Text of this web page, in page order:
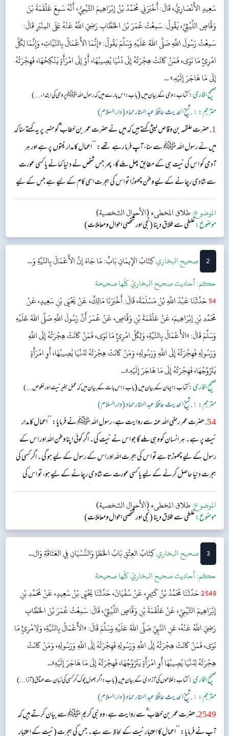
سَعِيدٍ الأَنْصَارِيُّ، قَالَ: أَخْبَرَنِي مُحَمَّدُ بْنُ إِبْرَاهِيمَ التَّيْمِيُّ، أَنَّهُ سَمِعَ عَلْقَمَةَ بْنَ
وَقَّاصٍ اللَّيْثِيَّ، يَقُولُ: سَمِعْتُ عُمَرَ بْنَ الخَطَّابِ رَضِيَ اللَّهُ عَنْهُ عَلَى المِنْبَرِ قَالَ:
سَمِعْتُ رَسُولَ اللَّهِ صَلَّى اللهُ عَلَيْهِ وَسَلَّمَ يَقُولُ: «إِنَّمَا الأَعْمَالُ بِالنِّيَّاتِ، وَإِنَّمَا لِكُلِّ
امْرِئٍ مَا نَوَى، فَمَنْ كَانَتْ هِجْرَتُهُ إِلَى دُنْيَا يُصِيبُهَا، أَوْ إِلَى امْرَأَةٍ يَنْكِحُهَا، فَهِجْرَتُهُ
إِلَى مَا هَاجَرَ إِلَيْهِ.» ...
صحیح بخاری:کتاب: وحی کے بیان میں(باب: اس بارے میں کہ رسول اللہﷺ پر وحی کی ابتداء...)
مترجم: ١. شیخ الحدیث حافظ عبد الستار حماد (دار السلام)
1 . حضرت علقمہ بن وقاص لیثی کہتے ہیں کہ میں نے حضرت عمر بن خطاب ؓ کو منبر پر یہ کہتے سنا کہ
میں نے رسول اللہ ﷺ سے سنا، آپ فرما رہے تھے: ’’اعمال کا مدار نیتوں پر ہے اور ہر
آدمی کو اس کی نیت ہی کے مطابق پھل ملے گا، پھر جس شخص نے دنیا کمانے یا کسی عورت
سے شادی رچانے کے لیے وطن چھوڑا تو اس کی ہجرت اسی کام کے لیے ہے جس کے لیے
اس نے ہجرت کی۔‘‘...
الموضوع:طلاق المخطىء (الأحوال الشخصية)
موضوع:غلطی سے طلاق دینا (نجی اور شخصی احوال ومعاملات)
2 ‌‌صحيح البخاريكِتَابُ الإِيمَانِبَابٌ: مَا جَاءَ إِنَّ الأَعْمَالَ بِالنِّيَّةِ وَ...
حکم:أحاديث صحيح البخاريّ كلّها صحيحة
54حَدَّثَنَا عَبْدُ اللَّهِ بْنُ مَسْلَمَةَ، قَالَ: أَخْبَرَنَا مَالِكٌ، عَنْ يَحْيَى بْنِ سَعِيدٍ، عَنْ
مُحَمَّدِ بْنِ إِبْرَاهِيمَ، عَنْ عَلْقَمَةَ بْنِ وَقَّاصٍ، عَنْ عُمَرَ أَنَّ رَسُولَ اللَّهِ صَلَّى اللهُ عَلَيْهِ
وَسَلَّمَ قَالَ: «الأَعْمَالُ بِالنِّيَّةِ، وَلِكُلِّ امْرِئٍ مَا نَوَى، فَمَنْ كَانَتْ هِجْرَتُهُ إِلَى اللَّهِ
وَرَسُولِهِ فَهِجْرَتُهُ إِلَى اللَّهِ وَرَسُولِهِ، وَمَنْ كَانَتْ هِجْرَتُهُ لدُنْيَا يُصِيبُهَا، أَوِ امْرَأَةٍ
يَتَزَوَّجُهَا، فَهِجْرَتُهُ إِلَى مَا هَاجَرَ إِلَيْهِ.»...
صحیح بخاری:کتاب: ایمان کے بیان میں(باب:اس بات کے بیان میں کہ عمل بغیر نیت اور خلوص...)
مترجم: ١. شیخ الحدیث حافظ عبد الستار حماد (دار السلام)
54 . حضرت عمر رضی اللہ عنہ سے روایت ہے، رسول اللہ ﷺ نے فرمایا: ’’اعمال کا مدار
نیت پر ہے۔ ہر انسان کو وہی ملے گا جو اس نے نیت کی۔ اگر کوئی اپنا وطن اللہ اور اس کے
رسول کے لیے چھوڑتا ہے تو اس کی ہجرت اللہ اور اس کے رسول کے لیے ہو گی۔ اگر کسی کی
ہجرت دنیا حاصل کرنے کے لیے یا کسی عورت سے شادی رچانے کے لیے ہو، تو اس کی
ہجرت اسی کام کے لیے ہے جس کے لیے اس نے ہجرت کی ہے۔‘‘...
الموضوع:طلاق المخطىء (الأحوال الشخصية)
موضوع:غلطی سے طلاق دینا (نجی اور شخصی احوال ومعاملات)
3 ‌‌صحيح البخاريكِتَابُ العِتْقِبَابُ الخَطَإِ وَالنِّسْيَانِ فِي العَتَاقَةِ وَال...
حکم:أحاديث صحيح البخاريّ كلّها صحيحة
2549حَدَّثَنَا مُحَمَّدُ بْنُ كَثِيرٍ، عَنْ سُفْيَانَ، حَدَّثَنَا يَحْيَى بْنُ سَعِيدٍ، عَنْ مُحَمَّدِ بْنِ
إِبْرَاهِيمَ التَّيْمِيِّ، عَنْ عَلْقَمَةَ بْنِ وَقَّاصٍ اللَّيْثِيِّ، قَالَ: سَمِعْتُ عُمَرَ بْنَ الخَطَّابِ
رَضِيَ اللَّهُ عَنْهُ، عَنِ النَّبِيِّ صَلَّى اللهُ عَلَيْهِ وَسَلَّمَ قَالَ: «الأَعْمَالُ بِالنِّيَّةِ، وَلِامْرِئٍ مَا
نَوَى، فَمَنْ كَانَتْ هِجْرَتُهُ إِلَى اللَّهِ وَرَسُولِهِ فَهِجْرَتُهُ إِلَى اللَّهِ وَرَسُولِهِ، وَمَنْ كَانَتْ
هِجْرَتُهُ لِدُنْيَا يُصِيبُهَا أَوِ امْرَأَةٍ يَتَزَوَّجُهَا، فَهِجْرَتُهُ إِلَى مَا هَاجَرَ إِلَيْهِ»...
صحیح بخاری:کتاب: غلاموں کی آزادی کے بیان میں(باب : اگر بھول چوک کر کسی کی زبان سے عتاق ( آزا...)
مترجم: ١. شیخ الحدیث حافظ عبد الستار حماد (دار السلام)
2549. حضرت عمر بن خطاب ؓ سے روایت ہے، وہ نبی کریم ﷺ سے بیان کرتے ہیں کہ
آپ نے فرمایا: ’’اعمال کا اعتبار نیت کے لحاظ سے ہے۔ جس کی ہجرت (نیت کے اعتبار